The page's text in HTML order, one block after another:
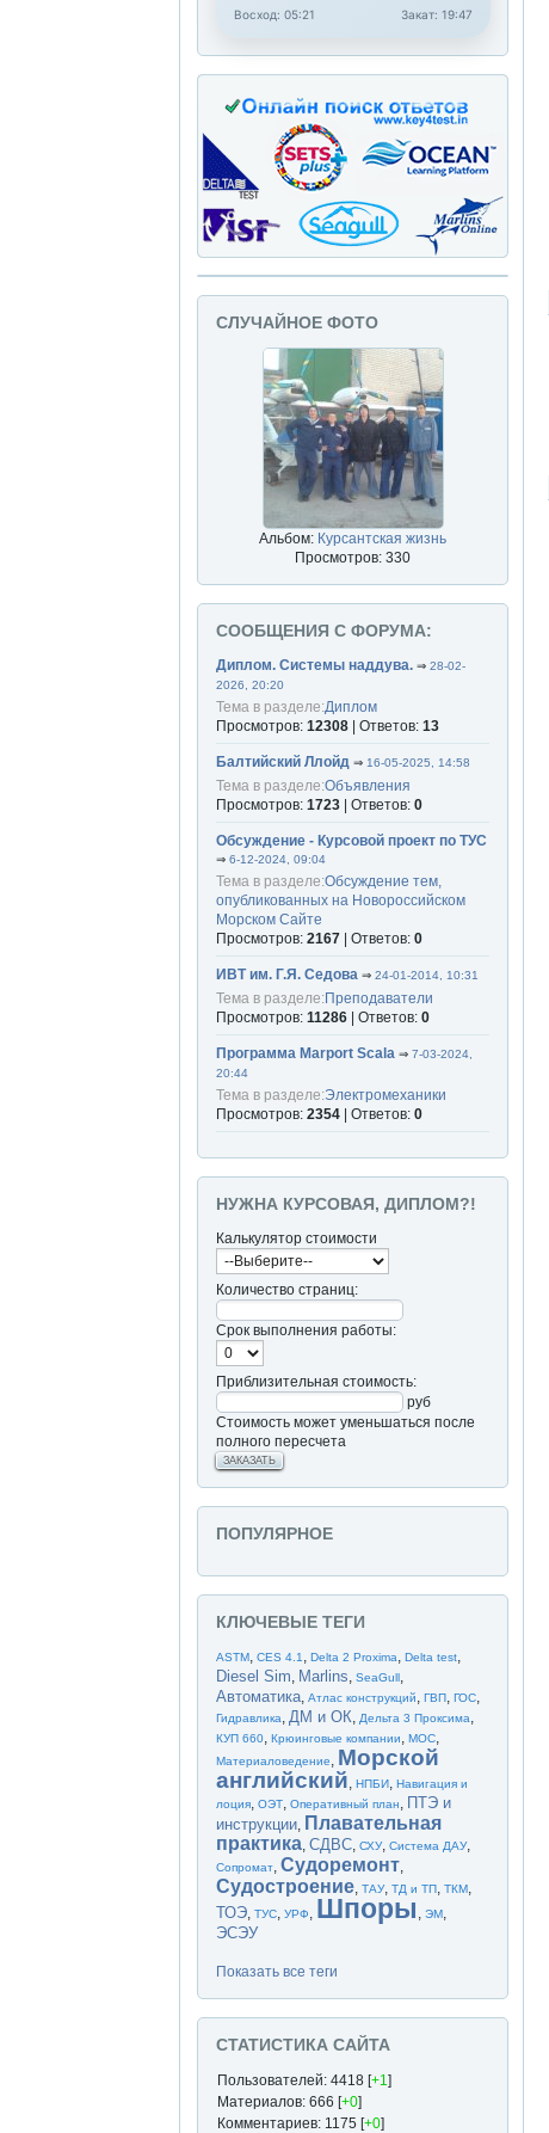
Восход: 05:21 Закат: 19:47
СЛУЧАЙНОЕ ФОТО
Альбом: Курсантская жизнь
Просмотров: 330
СООБЩЕНИЯ С ФОРУМА:
Диплом. Системы наддува. ⇒ 28-02-
2026, 20:20
Тема в разделе:Диплом
Просмотров: 12308 | Ответов: 13
Балтийский Ллойд ⇒ 16-05-2025, 14:58
Тема в разделе:Объявления
Просмотров: 1723 | Ответов: 0
Обсуждение - Курсовой проект по ТУС
⇒ 6-12-2024, 09:04
Тема в разделе:Обсуждение тем,
опубликованных на Новороссийском
Морском Сайте
Просмотров: 2167 | Ответов: 0
ИВТ им. Г.Я. Седова ⇒ 24-01-2014, 10:31
Тема в разделе:Преподаватели
Просмотров: 11286 | Ответов: 0
Программа Marport Scala ⇒ 7-03-2024,
20:44
Тема в разделе:Электромеханики
Просмотров: 2354 | Ответов: 0
НУЖНА КУРСОВАЯ, ДИПЛОМ?!
Калькулятор стоимости
Количество страниц:
Срок выполнения работы:
Приблизительная стоимость:
руб
Стоимость может уменьшаться после
полного пересчета
ЗАКАЗАТЬ
ПОПУЛЯРНОЕ
КЛЮЧЕВЫЕ ТЕГИ
ASTM, CES 4.1 , Delta 2 Proxima, Delta test,
Diesel Sim, Marlins, SeaGull,
Автоматика, Атлас конструкций, ГВП, ГОС,
Гидравлика, ДМ и ОК, Дельта 3 Проксима,
КУП 660, Крюинговые компании, МОС,
Материаловедение, Морской
английский, НПБИ, Навигация и
лоция, ОЭТ, Оперативный план, ПТЭ и
инструкции, Плавательная
практика, СДВС, СХУ, Система ДАУ,
Сопромат, Судоремонт,
Судостроение, ТАУ, ТД и ТП, ТКМ,
ТОЭ, ТУС, УРФ, Шпоры , ЭМ,
ЭСЭУ
Показать все теги
СТАТИСТИКА САЙТА
Пользователей: 4418 [+1]
Материалов: 666 [+0]
Комментариев: 1175 [+0]